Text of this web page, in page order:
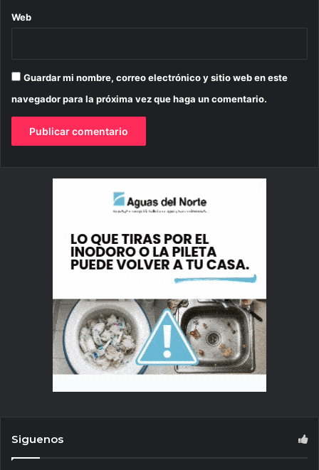
Web
Guardar mi nombre, correo electrónico y sitio web en este
navegador para la próxima vez que haga un comentario.
Siguenos